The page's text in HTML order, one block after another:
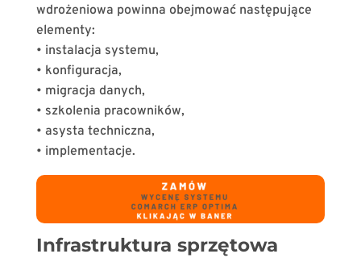
wdrożeniowa powinna obejmować następujące
elementy:
• instalacja systemu,
• konfiguracja,
• migracja danych,
• szkolenia pracowników,
• asysta techniczna,
• implementacje.
Infrastruktura sprzętowa